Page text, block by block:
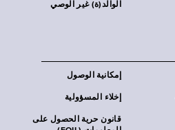
الوالد(ة) غير الوصي
إمكانية الوصول
إخلاء المسؤولية
قانون حرية الحصول على